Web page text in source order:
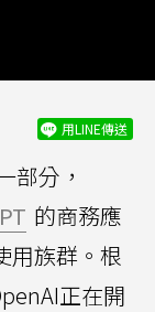
用LINE傳送
部分，
的商務應
用族群。根
正在開